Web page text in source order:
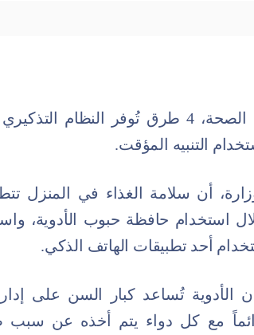
قدمت وزارة الصحة، 4 طرق تُوفر النظام
التنبيه المؤقت.
أن سلامة الغذاء في المنزل
استخدام حافظة حبوب الأدوية،
أحد تطبيقات الهاتف الذكي.
الأدوية تُساعد كبار السن على
مع كل دواء يتم أخذه عن سبب